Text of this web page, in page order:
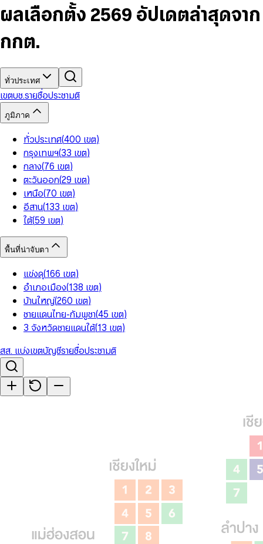
7
8
5
6
8
9
6
7
9
5
6
8
9
9
ผลเลือกตั้ง 2569 อัปเดตล่าสุดจาก
กกต.
ทั่วประเทศ
เขตบช.รายชื่อประชามติ
ภูมิภาค
ทั่วประเทศ(400 เขต)
กรุงเทพฯ(33 เขต)
กลาง(76 เขต)
ตะวันออก(29 เขต)
เหนือ(70 เขต)
อีสาน(133 เขต)
ใต้(59 เขต)
พื้นที่น่าจับตา
แข่งดุ(166 เขต)
อำเภอเมือง(138 เขต)
บ้านใหญ่(260 เขต)
ชายแดนไทย-กัมพูชา(45 เขต)
3 จังหวัดชายแดนใต้(13 เขต)
สส. แบ่งเขตบัญชีรายชื่อประชามติ